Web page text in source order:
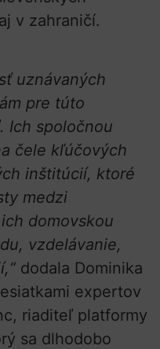
v zahraničí.
uznávaných
pre túto
Ich spoločnou
čele kľúčových
inštitúcií, ktoré
medzi
domovskou
vzdelávanie,
dodala Dominika
expertov
riaditeľ platformy
sa dlhodobo